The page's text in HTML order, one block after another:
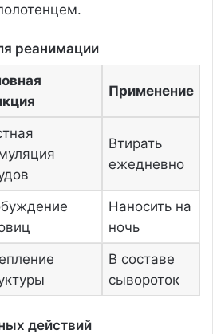
реанимации
Применение
Втирать
ежедневно
Наносить на
ночь
В составе
сывороток
действий